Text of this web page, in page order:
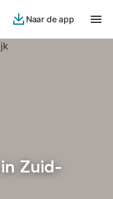
Naar de app
Zuid-